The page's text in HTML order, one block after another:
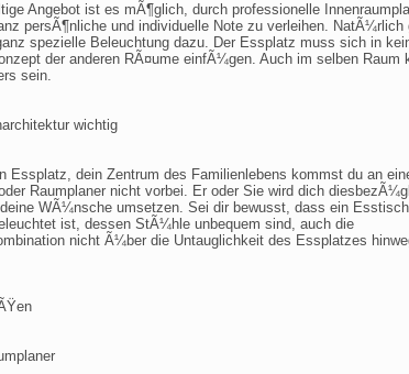
Angebot ist es mÃ¶glich, durch professionelle
persÃ¶nliche und individuelle Note zu verleihen. NatÃ¼rlich
spezielle Beleuchtung dazu. Der Essplatz muss sich in
der anderen RÃ¤ume einfÃ¼gen. Auch im selben Raum
sein.
wichtig
Essplatz, dein Zentrum des Familienlebens kommst du an
Raumplaner nicht vorbei. Er oder Sie wird dich
WÃ¼nsche umsetzen. Sei dir bewusst, dass ein
ist, dessen StÃ¼hle unbequem sind, auch die
nicht Ã¼ber die Untauglichkeit des Essplatzes